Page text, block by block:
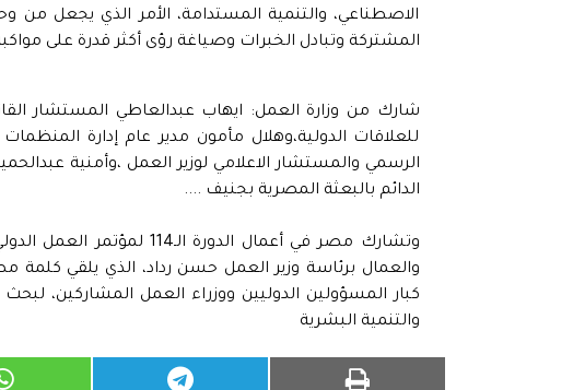
الاصطناعي، والتنمية المستدامة، الأمر الذي يجعل
المشتركة وتبادل الخبرات وصياغة رؤى أكثر قدرة على
شارك من وزارة العمل: ايهاب عبدالعاطي المستشار
للعلاقات الدولية،وهلال مأمون مدير عام إدارة
الرسمي والمستشار الاعلامي لوزير العمل ،وأمنية
الدائم بالبعثة المصرية بجنيف ....
وتشارك مصر في أعمال
والعمال برئاسة وزير العمل حسن رداد، الذي يلقي كلمة
كبار المسؤولين الدوليين ووزراء العمل المشاركين،
والتنمية البشرية